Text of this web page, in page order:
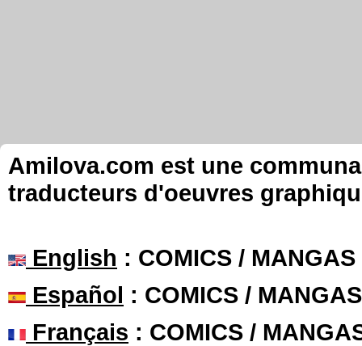
Amilova.com est une
traducteurs d'oeuvres
English : COMICS /
Español : COMICS /
Français : COMICS /